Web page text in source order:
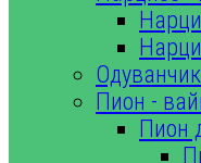
Пион -
Пион